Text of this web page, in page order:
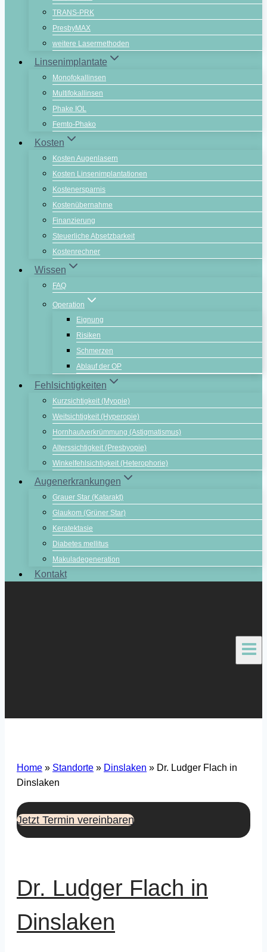
TRANS-PRK
PresbyMAX
weitere Lasermethoden
Linsenimplantate
Monofokallinsen
Multifokallinsen
Phake IOL
Femto-Phako
Kosten
Kosten Augenlasern
Kosten Linsenimplantationen
Kostenersparnis
Kostenübernahme
Finanzierung
Steuerliche Absetzbarkeit
Kostenrechner
Wissen
FAQ
Operation
Eignung
Risiken
Schmerzen
Ablauf der OP
Fehlsichtigkeiten
Kurzsichtigkeit (Myopie)
Weitsichtigkeit (Hyperopie)
Hornhautverkrümmung (Astigmatismus)
Alterssichtigkeit (Presbyopie)
Winkelfehlsichtigkeit (Heterophorie)
Augenerkrankungen
Grauer Star (Katarakt)
Glaukom (Grüner Star)
Keratektasie
Diabetes mellitus
Makuladegeneration
Kontakt
Home » Standorte » Dinslaken » Dr. Ludger Flach in
Dinslaken
Jetzt Termin vereinbaren
Dr. Ludger Flach in
Dinslaken